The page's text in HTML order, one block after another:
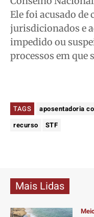
Ele foi acusado
jurisdicionados e
impedido ou
processos em que
TAGS aposentadoria
recurso
STF
Mais Lidas